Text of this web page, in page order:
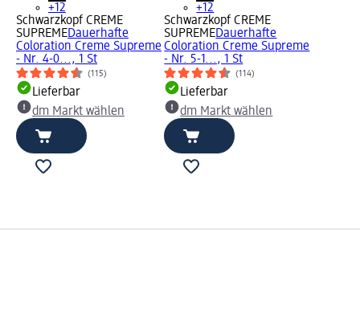
+12
Schwarzkopf CREME
SUPREMEDauerhafte
Coloration Creme Supreme
- Nr. 4-0..., 1 St
(115)
Lieferbar
dm Markt wählen
+12
Schwarzkopf CREME
SUPREMEDauerhafte
Coloration Creme Supreme
- Nr. 5-1..., 1 St
(114)
Lieferbar
dm Markt wählen